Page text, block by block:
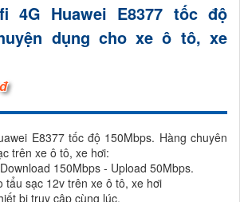
4G Huawei E8377 tốc độ
dụng cho xe ô tô, xe
E8377 tốc độ 150Mbps. Hàng chuyên
trên xe ô tô, xe hơi:
150Mbps - Upload 50Mbps.
tẩu sạc 12v trên xe ô tô, xe hơi
bị truy cập cùng lúc.